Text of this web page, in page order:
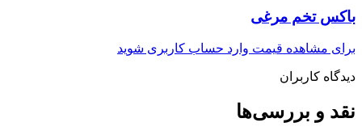
باکس تخم مرغی
برای مشاهده قیمت وارد حساب کاربری شوید
دیدگاه کاربران
نقد و بررسی‌ها